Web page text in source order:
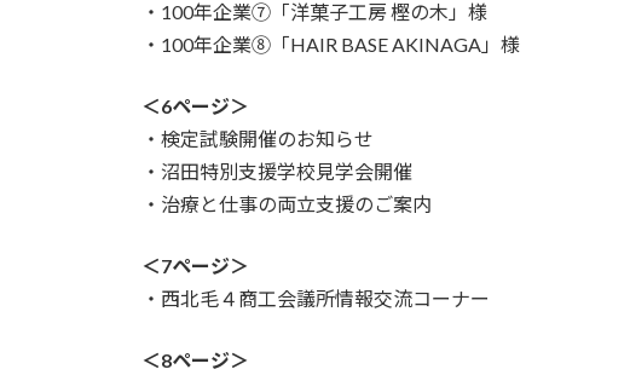
・100年企業⑦「洋菓子工房 樫の木」様
・100年企業⑧「HAIR BASE AKINAGA」様
＜6ページ＞
・検定試験開催のお知らせ
・沼田特別支援学校見学会開催
・治療と仕事の両立支援のご案内
＜7ページ＞
・西北毛４商工会議所情報交流コーナー
＜8ページ＞